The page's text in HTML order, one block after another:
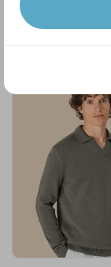
À partir de17,93 €